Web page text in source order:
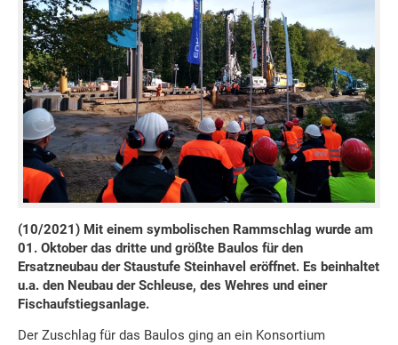
(10/2021) Mit einem symbolischen Rammschlag wurde am
01. Oktober das dritte und größte Baulos für den
Ersatzneubau der Staustufe Steinhavel eröffnet. Es beinhaltet
u.a. den Neubau der Schleuse, des Wehres und einer
Fischaufstiegsanlage.
Der Zuschlag für das Baulos ging an ein Konsortium